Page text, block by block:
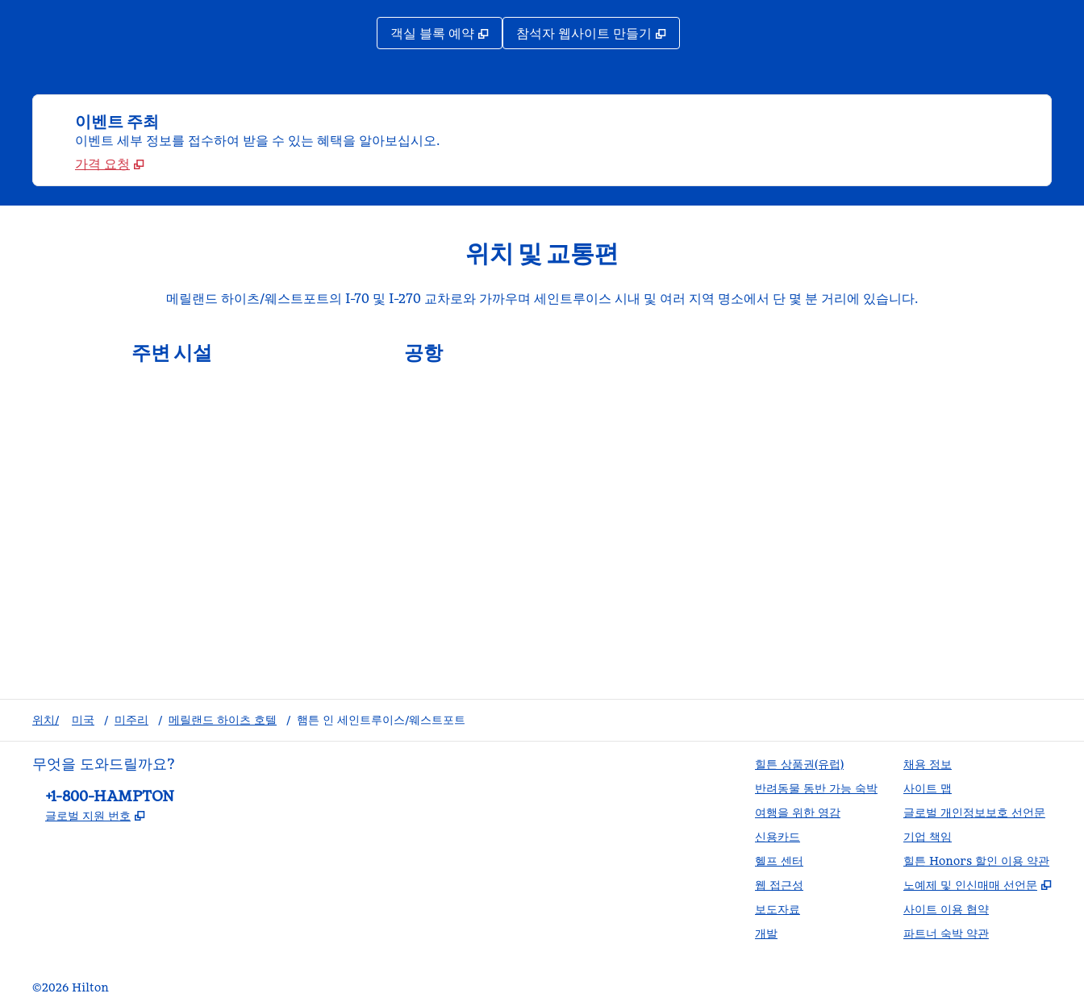
객실 블록 예약 , 새 탭 열림
참석자 웹사이트 만들기 ,
이벤트 주최
이벤트 세부 정보를 접수하여 받을 수 있는 혜택을 알아보십시오.
가격 요청
위치 및 교통편
메릴랜드 하이츠/웨스트포트의 I-70 및 I-270 교차로와 가까우며 세인트루이스 시내 및 여러 지역 명소에서 단 몇 분 거리에 있습니다.
주변 시설 공항
위치/ 미국 / 미주리 / 메릴랜드 하이츠 호텔 / 햄튼 인 세인트루이스/웨스트포트
무엇을 도와드릴까요?
전화:
+1-800-HAMPTON
글로벌 지원 번호 ,
힐튼 상품권(유럽)
반려동물 동반 가능 숙박
여행을 위한 영감
신용카드
헬프 센터
웹 접근성
보도자료
개발
채용 정보
사이트 맵
글로벌 개인정보보호 선언문
기업 책임
힐튼 Honors 할인 이용 약관
노예제 및 인신매매 선언문
,
사이트 이용 협약
파트너 숙박 약관
©2026 Hilton